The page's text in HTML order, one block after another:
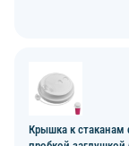
Крышка к стаканам